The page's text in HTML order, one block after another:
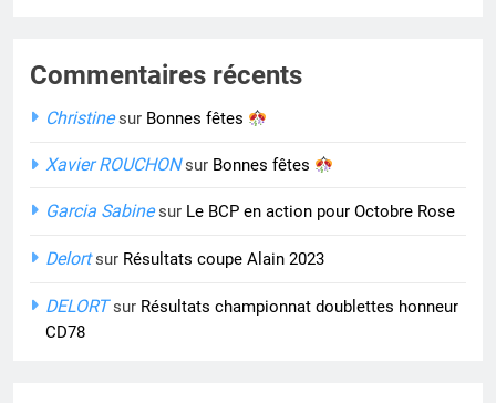
Commentaires récents
Christinesur Bonnes fêtes
Xavier ROUCHONsur Bonnes fêtes
Garcia Sabinesur Le BCP en action pour Octobre Rose
Delortsur Résultats coupe Alain 2023
DELORTsur Résultats championnat doublettes honneur
CD78